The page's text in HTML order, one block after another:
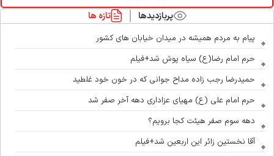
پربازدیدها تازه ها
پیام به مردم همیشه در میدان خیابان های کشور
حرم امام رضا(ع) سیاه پوش شد+فیلم
حمیدرضا رجب زاده مداح جوانی که در خون خود غلطید
حرم امام علی (ع) مهیای عزاداری دهه آخر صفر شد
دهه سوم صفر هیئت کجا برویم؟
آقا نخستین زائر این اربعین شد+فیلم